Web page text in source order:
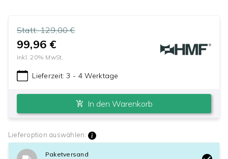
Statt:129,00 €
99,96 €
inkl.20% MwSt.
Lieferzeit:3 - 4 Werktage
In den Warenkorb
Lieferoption auswählen:
Paketversand